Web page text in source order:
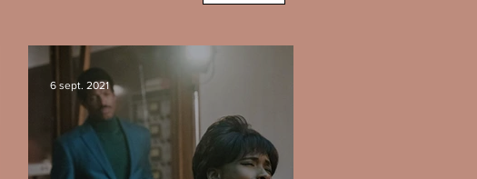
6 sept. 2021